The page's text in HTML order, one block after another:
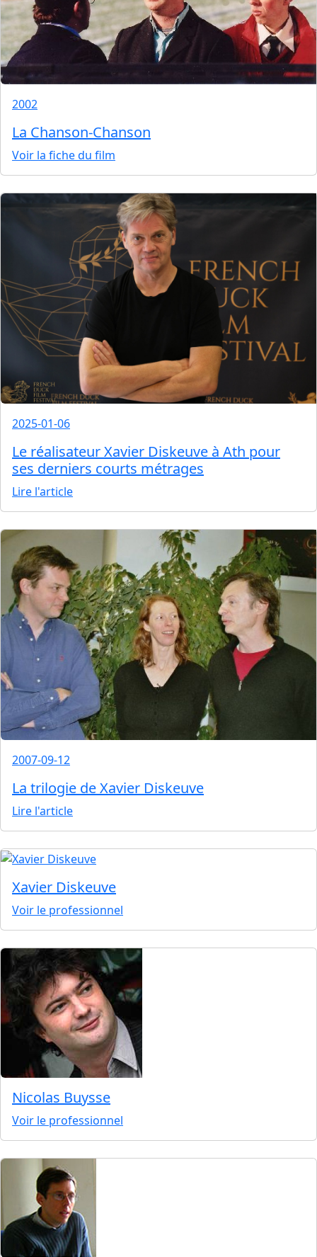
2002
La Chanson-Chanson
Voir la fiche du film
2025-01-06
Le réalisateur Xavier Diskeuve à Ath pour
ses derniers courts métrages
Lire l'article
2007-09-12
La trilogie de Xavier Diskeuve
Lire l'article
Xavier Diskeuve
Voir le professionnel
Nicolas Buysse
Voir le professionnel